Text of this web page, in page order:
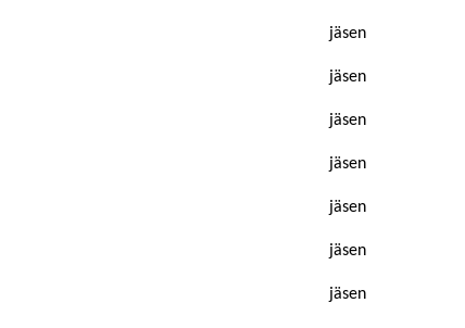
jäsen
jäsen
jäsen
jäsen
jäsen
jäsen
jäsen